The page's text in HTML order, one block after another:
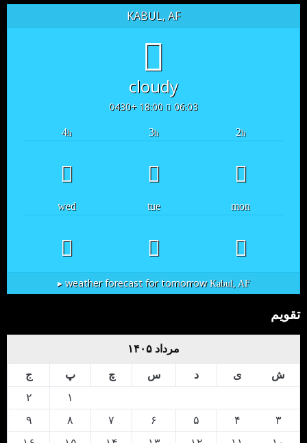
KABUL, AF
cloudy
06:03
18:00 +0430
2h
3h
4h
mon
tue
wed
Kabul, AF
weather forecast for tomorrow ▸
تقویم
مرداد ۱۴۰۵
ش ی د س چ پ
ج
۱
۲
۳
۴ ۵ ۶ ۷ ۸
۹